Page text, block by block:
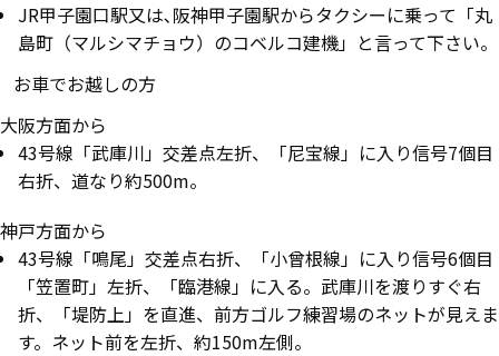
JR甲子園口駅又は､阪神甲子園駅からタクシーに乗って「丸
島町（マルシマチョウ）のコベルコ建機」と言って下さい。
お車でお越しの方
大阪方面から
43号線「武庫川」交差点左折、「尼宝線」に入り信号7個目
右折、道なり約500m。
神戸方面から
43号線「鳴尾」交差点右折、「小曾根線」に入り信号6個目
「笠置町」左折、「臨港線」に入る。武庫川を渡りすぐ右
折、「堤防上」を直進、前方ゴルフ練習場のネットが見えま
す。ネット前を左折、約150m左側。